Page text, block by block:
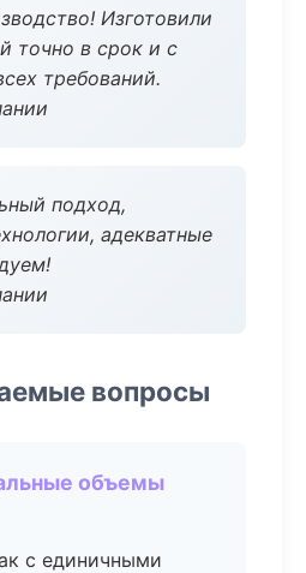
Изготовили
точно в срок и с
требований.
подход,
адекватные
вопросы
объемы
с единичными